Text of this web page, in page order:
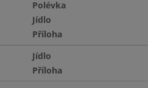
Polévka
Jídlo
Příloha
Jídlo
Příloha